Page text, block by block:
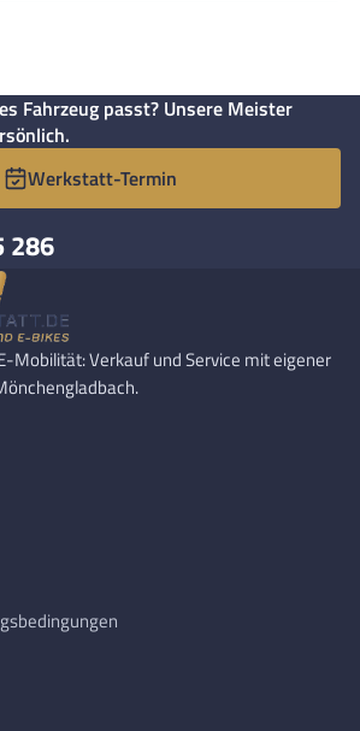
Fahrzeug passt? Unsere Meister
Werkstatt-Termin
286
Mobilität: Verkauf und Service mit eigener